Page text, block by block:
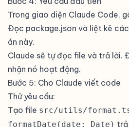
Trong giao diện Claude Code,
Đọc package.json và liệt kê
án này.
Claude sẽ tự đọc file và trả lời.
nhận nó hoạt động.
Bước 5: Cho Claude viết code
Thử yêu cầu:
Tạo file src/utils/
formatDate(date: Date) trả